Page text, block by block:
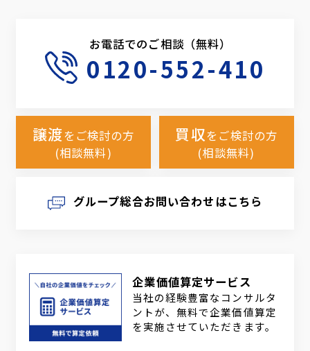
お電話でのご相談（無料）
0120-552-410
譲渡をご検討の方
(相談無料)
買収をご検討の方
(相談無料)
グループ総合お問い合わせはこちら
企業価値算定サービス
当社の経験豊富なコンサルタ
ントが、無料で企業価値算定
を実施させていただきます。